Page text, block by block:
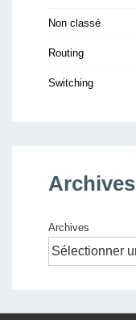
Non classé
Routing
Switching
Archives
Archives